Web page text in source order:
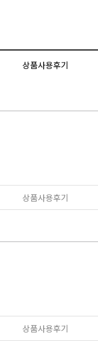
상품사용후기
상품사용후기
상품사용후기